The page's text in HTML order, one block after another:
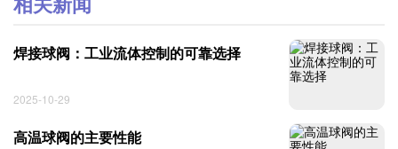
焊接球阀：工业流体控制的可靠选择
2025-10-29
高温球阀的主要性能